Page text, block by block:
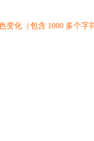
变化（包含 1000 多个